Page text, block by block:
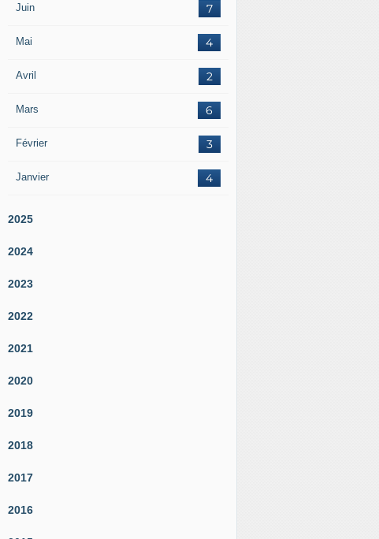
Juin 7
Mai 4
Avril 2
Mars 6
Février 3
Janvier 4
2025
2024
2023
2022
2021
2020
2019
2018
2017
2016